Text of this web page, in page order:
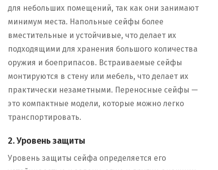
для небольших помещений, так как они занимают
минимум места. Напольные сейфы более
вместительные и устойчивые, что делает их
подходящими для хранения большого количества
оружия и боеприпасов. Встраиваемые сейфы
монтируются в стену или мебель, что делает их
практически незаметными. Переносные сейфы —
это компактные модели, которые можно легко
транспортировать.
2. Уровень защиты
Уровень защиты сейфа определяется его